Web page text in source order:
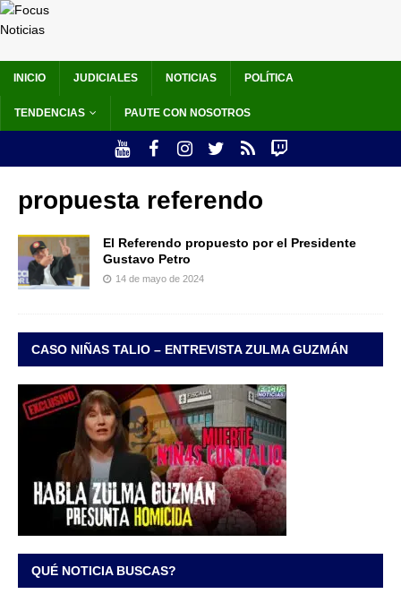
INICIO JUDICIALES NOTICIAS POLÍTICA
TENDENCIAS PAUTE CON NOSOTROS
propuesta referendo
El Referendo propuesto por el Presidente
Gustavo Petro
14 de mayo de 2024
CASO NIÑAS TALIO – ENTREVISTA ZULMA GUZMÁN
QUÉ NOTICIA BUSCAS?